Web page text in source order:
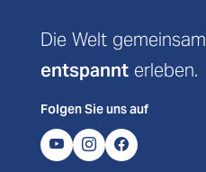
Die Welt gemeinsam
entspannt erleben.
Folgen Sie uns auf